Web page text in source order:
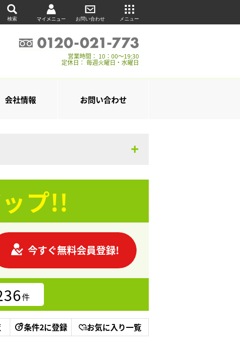
検索 マイメニュー お問い合わせ メニュー
営業時間： 10：00～19:30
定休日： 毎週火曜日・水曜日
会社情報 お問い合わせ
プ!!
今すぐ無料会員登録!
件
条件2に登録 お気に入り一覧